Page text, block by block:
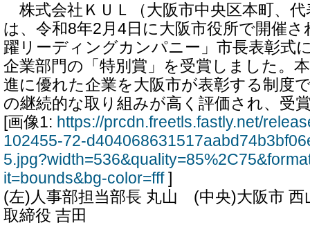
株式会社ＫＵＬ（大阪市中央区本町、
は、令和8年2月4日に大阪市役所で開催
躍リーディングカンパニー」市長表彰式
企業部門の「特別賞」を受賞しました。
進に優れた企業を大阪市が表彰する制度
の継続的な取り組みが高く評価され、受
[画像1: https://prcdn.freetls.fastly.net/
102455-72-
it=bounds&bg-color=fff]
(左)人事部担当部長 丸山 (中央)大阪市
取締役 吉田